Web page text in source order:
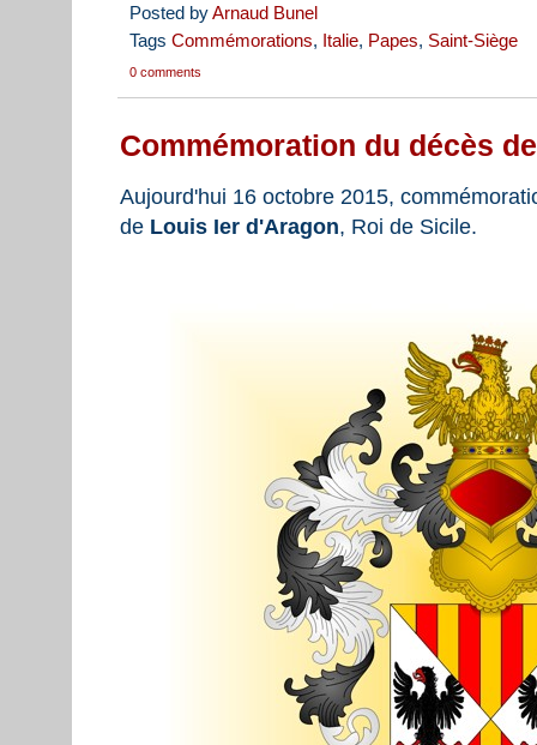
Posted byArnaud Bunel
Tags Commémorations, Italie, Papes, Saint-Siège
0 comments
Commémoration du décès
Aujourd'hui 16 octobre 2015,
de Louis Ier d'Aragon, Roi de Sicile.